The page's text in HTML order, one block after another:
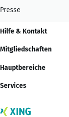
Presse
Hilfe & Kontakt
Mitgliedschaften
Hauptbereiche
Services